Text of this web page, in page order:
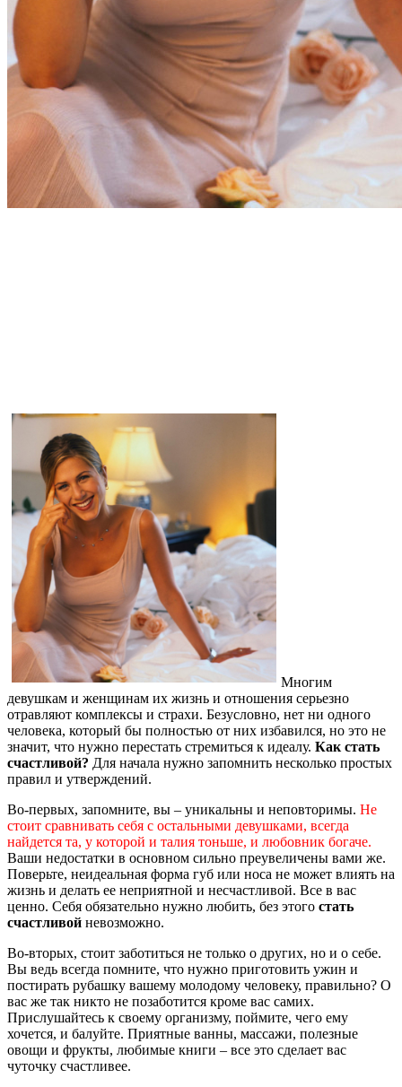
Многим
девушкам и женщинам их жизнь и отношения серьезно
отравляют комплексы и страхи. Безусловно, нет ни одного
человека, который бы полностью от них избавился, но это не
значит, что нужно перестать стремиться к идеалу. Как стать
счастливой? Для начала нужно запомнить несколько простых
правил и утверждений.
Во-первых, запомните, вы – уникальны и неповторимы. Не
стоит сравнивать себя с остальными девушками, всегда
найдется та, у которой и талия тоньше, и любовник богаче.
Ваши недостатки в основном сильно преувеличены вами же.
Поверьте, неидеальная форма губ или носа не может влиять на
жизнь и делать ее неприятной и несчастливой. Все в вас
ценно. Себя обязательно нужно любить, без этого стать
счастливой невозможно.
Во-вторых, стоит заботиться не только о других, но и о себе.
Вы ведь всегда помните, что нужно приготовить ужин и
постирать рубашку вашему молодому человеку, правильно? О
вас же так никто не позаботится кроме вас самих.
Прислушайтесь к своему организму, поймите, чего ему
хочется, и балуйте. Приятные ванны, массажи, полезные
овощи и фрукты, любимые книги – все это сделает вас
чуточку счастливее.